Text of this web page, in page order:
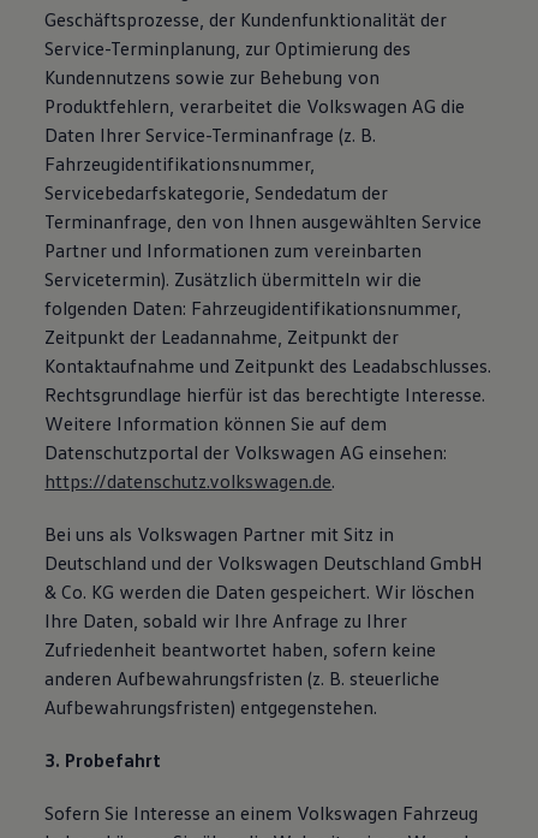
Geschäftsprozesse, der Kundenfunktionalität der
Service-Terminplanung, zur Optimierung des
Kundennutzens sowie zur Behebung von
Produktfehlern, verarbeitet die Volkswagen AG die
Daten Ihrer Service-Terminanfrage (z. B.
Fahrzeugidentifikationsnummer,
Servicebedarfskategorie, Sendedatum der
Terminanfrage, den von Ihnen ausgewählten Service
Partner und Informationen zum vereinbarten
Servicetermin). Zusätzlich übermitteln wir die
folgenden Daten: Fahrzeugidentifikationsnummer,
Zeitpunkt der Leadannahme, Zeitpunkt der
Kontaktaufnahme und Zeitpunkt des Leadabschlusses.
Rechtsgrundlage hierfür ist das berechtigte Interesse.
Weitere Information können Sie auf dem
Datenschutzportal der Volkswagen AG einsehen:
https://datenschutz.volkswagen.de.
Bei uns als Volkswagen Partner mit Sitz in
Deutschland und der Volkswagen Deutschland GmbH
& Co. KG werden die Daten gespeichert. Wir löschen
Ihre Daten, sobald wir Ihre Anfrage zu Ihrer
Zufriedenheit beantwortet haben, sofern keine
anderen Aufbewahrungsfristen (z. B. steuerliche
Aufbewahrungsfristen) entgegenstehen.
3. Probefahrt
Sofern Sie Interesse an einem Volkswagen Fahrzeug